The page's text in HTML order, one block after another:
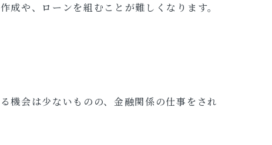
や、ローンを組むことが難しくなります。
機会は少ないものの、金融関係の仕事をされ